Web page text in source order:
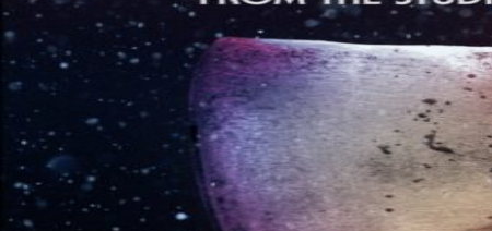
Releaselijst